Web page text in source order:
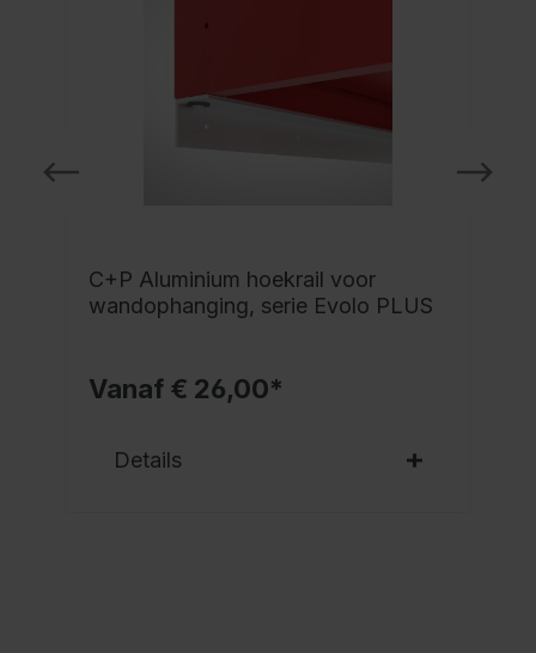
C+P Aluminium hoekrail voor
wandophanging, serie Evolo PLUS
Vanaf € 26,00*
Details